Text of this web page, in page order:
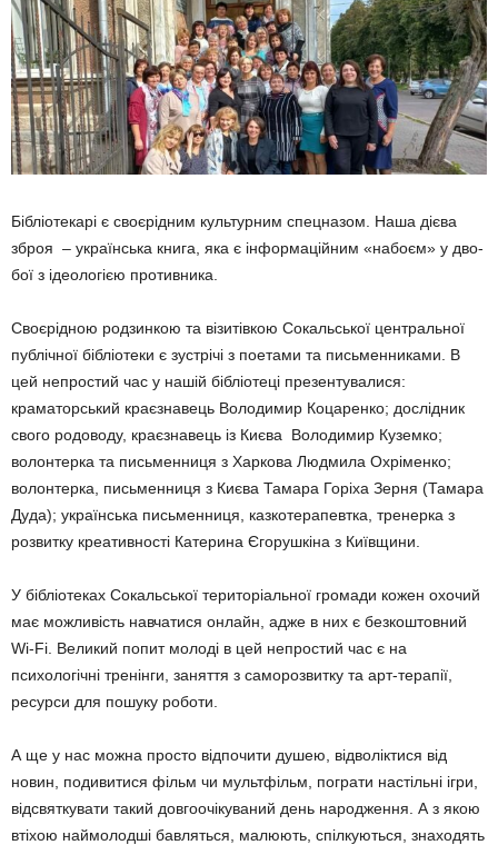
Бібліотекарі є своєрідним культурним спец­назом. Наша дієва
зброя – українська книга, яка є інформаційним «набоєм» у дво­
бої з ідеологією противника.
Своєрідною родзинкою та візитівкою Сока­ль­ської центральної
публічної бібліо­теки є зустрічі з поетами та письменниками. В
цей непростий час у нашій бібліотеці пре­зентувалися:
краматорський краєзнавець Володимир Коцаренко; дослідник
свого родоводу, краєзнавець із Києва Володимир Куземко;
волонтерка та письменниця з Харкова Людмила Охріменко;
волонтерка, письменниця з Києва Тамара Горіха Зерня (Тамара
Дуда); українська письменниця, казкотерапевтка, тренерка з
розвитку креа­тивності Катерина Єгорушкіна з Київщини.
У бібліотеках Сокальської територіальної громади кожен охочий
має можливість навчатися онлайн, адже в них є безкош­товний
Wi-Fi. Великий попит молоді в цей непростий час є на
психологічні тренінги, заняття з саморозвитку та арт-терапії,
ресур­си для пошуку роботи.
А ще у нас можна просто відпочити ду­шею, відволіктися від
новин, подивитися фільм чи мультфільм, пограти настільні ігри,
відсвяткувати такий довгоочікуваний день народження. А з якою
втіхою наймо­лод­ші бавляться, малюють, спілкуються, знаходять